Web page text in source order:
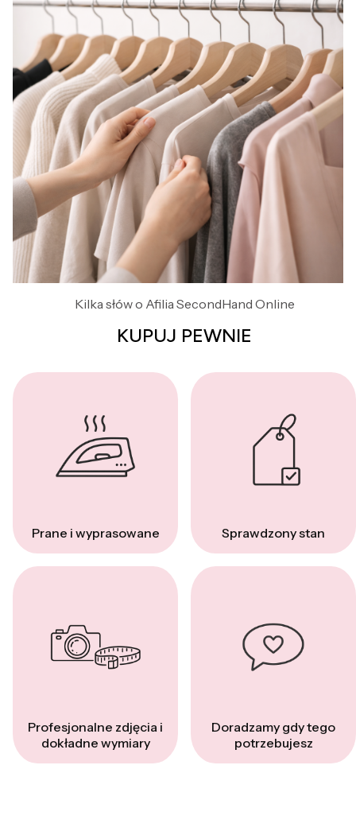
Kilka słów o Afilia SecondHand Online
KUPUJ PEWNIE
Prane i wyprasowane Sprawdzony stan
Profesjonalne zdjęcia i
dokładne wymiary
Doradzamy gdy tego
potrzebujesz